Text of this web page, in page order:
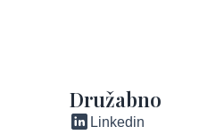
Družabno
Linkedin